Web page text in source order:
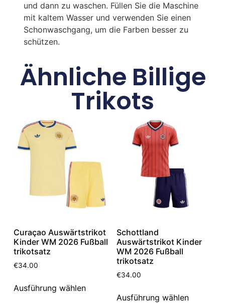
und dann zu waschen. Füllen Sie die Maschine
mit kaltem Wasser und verwenden Sie einen
Schonwaschgang, um die Farben besser zu
schützen.
Ähnliche Billige
Trikots
Curaçao Auswärtstrikot
Kinder WM 2026 Fußball
trikotsatz
€34.00
Ausführung wählen
Schottland
Auswärtstrikot Kinder
WM 2026 Fußball
trikotsatz
€34.00
Ausführung wählen